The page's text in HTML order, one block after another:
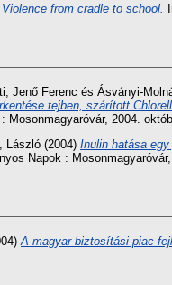
Violence from cradle to school.
Jenő Ferenc és Ásványi-
tejben, szárított
Mosonmagyaróvár, 2004.
László (2004) Inulin hatása
Napok :
A magyar biztosítási piac